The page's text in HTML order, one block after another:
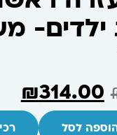
ילדים-
₪314.00
לסל